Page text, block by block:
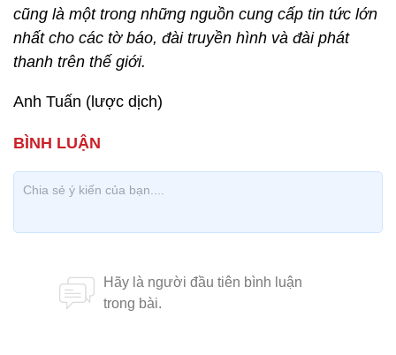
cũng là một trong những nguồn cung cấp tin tức lớn
nhất cho các tờ báo, đài truyền hình và đài phát
thanh trên thế giới.
Anh Tuấn (lược dịch)